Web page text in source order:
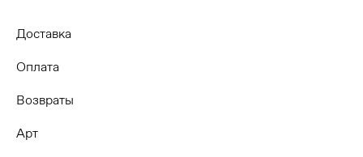
Доставка
Оплата
Возвраты
Арт